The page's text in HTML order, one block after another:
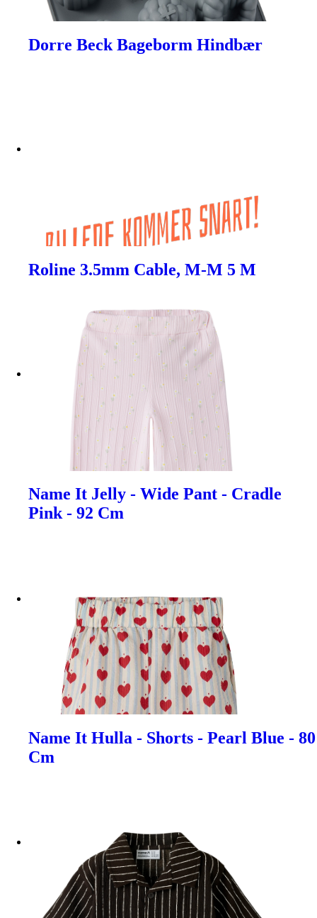
Dorre Beck Bageborm Hindbær
Roline 3.5mm Cable, M-M 5 M
Name It Jelly - Wide Pant - Cradle
Pink - 92 Cm
Name It Hulla - Shorts - Pearl Blue - 80
Cm